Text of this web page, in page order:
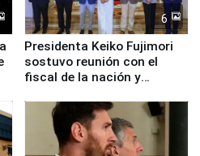
6
Presidenta Keiko Fujimori
sostuvo reunión con el
fiscal de la nación y